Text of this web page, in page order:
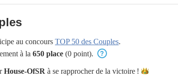
au concours TOP 50 des Couples.
à la 650 place (0 point).
House-OfSR à se rapprocher de la victoire !